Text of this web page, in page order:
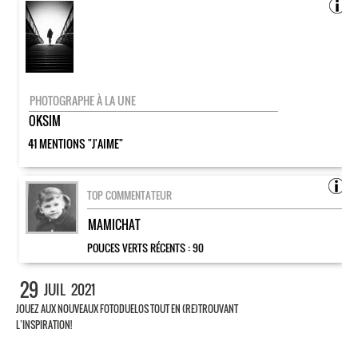
PHOTOGRAPHE À LA UNE
OKSIM
41 MENTIONS "J'AIME"
TOP COMMENTATEUR
MAMICHAT
POUCES VERTS RÉCENTS :90
29 JUIL 2021
JOUEZ AUX NOUVEAUX FOTODUELOS TOUT EN (RE)TROUVANT
L’INSPIRATION!